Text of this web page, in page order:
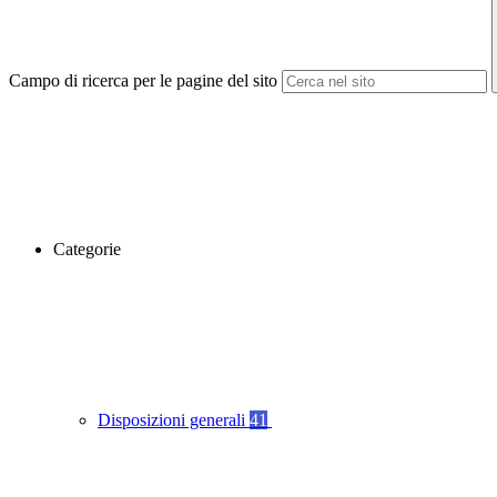
Campo di ricerca per le pagine del sito
Categorie
Disposizioni generali 41